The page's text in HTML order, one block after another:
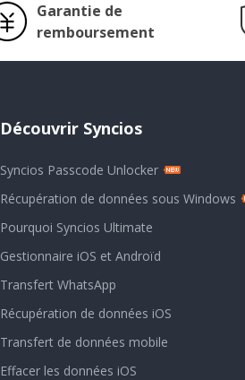
Garantie de
remboursement
Découvrir Syncios
Syncios Passcode Unlocker
Récupération de données sous Windows
Pourquoi Syncios Ultimate
Gestionnaire iOS et Androïd
Transfert WhatsApp
Récupération de données iOS
Transfert de données mobile
Effacer les données iOS